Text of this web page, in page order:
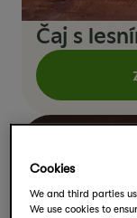
Čaj s
Cookies
We and third parties
We use cookies to